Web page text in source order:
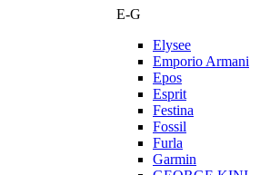
E-G
Elysee
Emporio Armani
Epos
Esprit
Festina
Fossil
Furla
Garmin